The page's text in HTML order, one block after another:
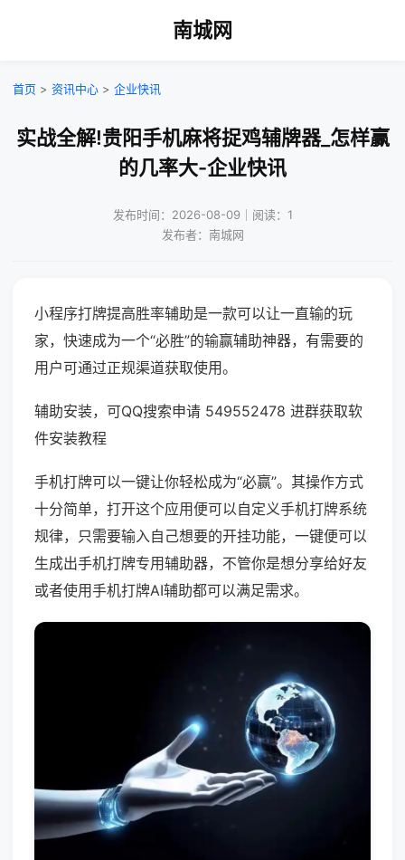
南城网
首页 > 资讯中心 > 企业快讯
实战全解!贵阳手机麻将捉鸡辅牌器_怎样赢
的几率大-企业快讯
发布时间：2026-08-09｜阅读：1
发布者：南城网
小程序打牌提高胜率辅助是一款可以让一直输的玩
家，快速成为一个“必胜”的输赢辅助神器，有需要的
用户可通过正规渠道获取使用。
辅助安装，可QQ搜索申请 549552478 进群获取软
件安装教程
手机打牌可以一键让你轻松成为“必赢”。其操作方式
十分简单，打开这个应用便可以自定义手机打牌系统
规律，只需要输入自己想要的开挂功能，一键便可以
生成出手机打牌专用辅助器，不管你是想分享给好友
或者使用手机打牌AI辅助都可以满足需求。